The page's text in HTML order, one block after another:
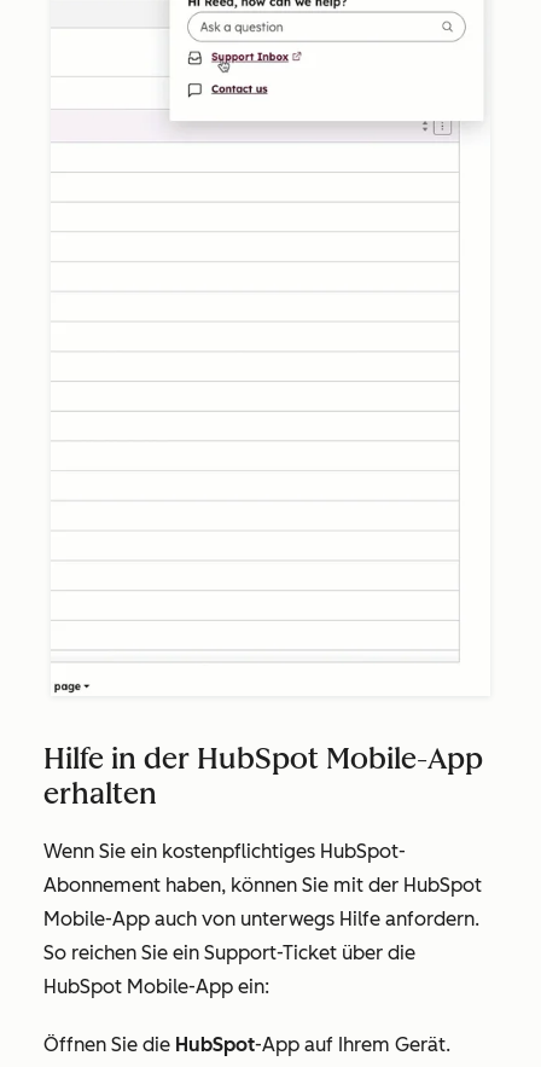
Hilfe in der HubSpot Mobile-App
erhalten
Wenn Sie ein kostenpflichtiges HubSpot-
Abonnement haben, können Sie mit der HubSpot
Mobile-App auch von unterwegs Hilfe anfordern.
So reichen Sie ein Support-Ticket über die
HubSpot Mobile-App ein:
Öffnen Sie die HubSpot-App auf Ihrem Gerät.